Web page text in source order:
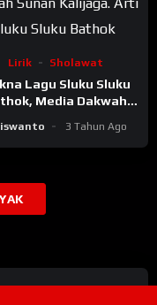
Lirik Sholawat
Lagu Sluku Sluku
Media Dakwah
3 Tahun Ago